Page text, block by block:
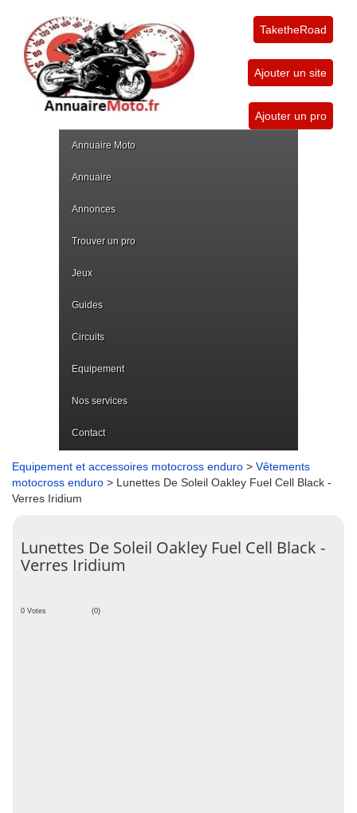
TaketheRoad
Ajouter un site
Ajouter un pro
Annuaire Moto
Annuaire
Annonces
Trouver un pro
Jeux
Guides
Circuits
Equipement
Nos services
Contact
Equipement et accessoires motocross enduro > Vêtements
motocross enduro > Lunettes De Soleil Oakley Fuel Cell Black -
Verres Iridium
Lunettes De Soleil Oakley Fuel Cell Black -
Verres Iridium
0 Votes (0)